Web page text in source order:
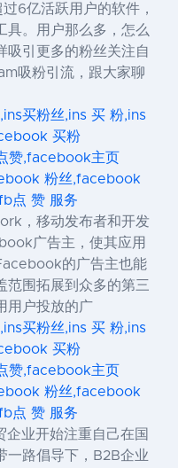
6亿活跃用户的软件，
具。用户那么多，怎么
吸引更多的粉丝关注自
吸粉引流，跟大家聊
买粉丝,ins 买 粉,ins
买粉
赞,facebook主页
粉丝,facebook
点 赞 服务
，移动发布者和开发
广告主，使其应用
的广告主也能
范围拓展到众多的第三
用户投放的广
买粉丝,ins 买 粉,ins
买粉
赞,facebook主页
粉丝,facebook
点 赞 服务
企业开始注重自己在国
一路倡导下，B2B企业